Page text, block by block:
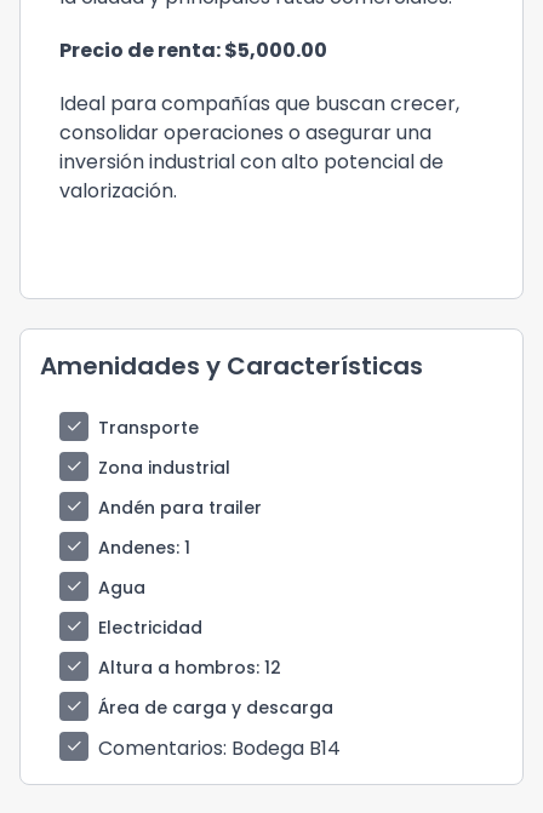
Precio de renta: $5,000.00
Ideal para compañías que buscan crecer,
consolidar operaciones o asegurar una
inversión industrial con alto potencial de
valorización.
Amenidades y Características
check
Transporte
check
Zona industrial
check
Andén para trailer
check
Andenes: 1
check
Agua
check
Electricidad
check
Altura a hombros: 12
check
Área de carga y descarga
check
Comentarios: Bodega B14